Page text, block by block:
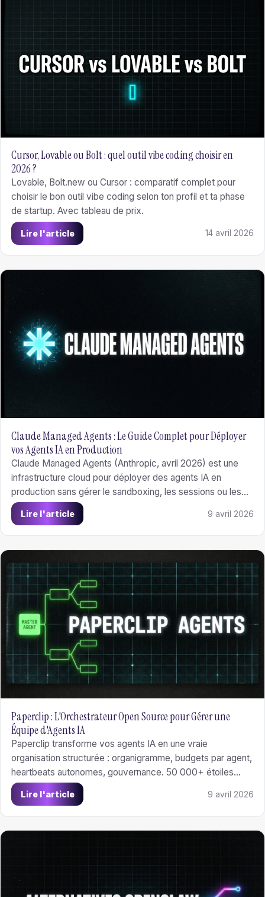
Cursor, Lovable ou Bolt : quel outil vibe coding choisir en
2026 ?
Lovable, Bolt.new ou Cursor : comparatif complet pour
choisir le bon outil vibe coding selon ton profil et ta phase
de startup. Avec tableau de prix.
Lire l'article 14 avril 2026
Claude Managed Agents : Le Guide Complet pour Déployer
vos Agents IA en Production
Claude Managed Agents (Anthropic, avril 2026) est une
infrastructure cloud pour déployer des agents IA en
production sans gérer le sandboxing, les sessions ou les
permissions. De plusieurs mois à quelques jours de
développement.
Lire l'article 9 avril 2026
Paperclip : L'Orchestrateur Open Source pour Gérer une
Équipe d'Agents IA
Paperclip transforme vos agents IA en une vraie
organisation structurée : organigramme, budgets par agent,
heartbeats autonomes, gouvernance. 50 000+ étoiles
GitHub, MIT license, self-hosted.
Lire l'article 9 avril 2026